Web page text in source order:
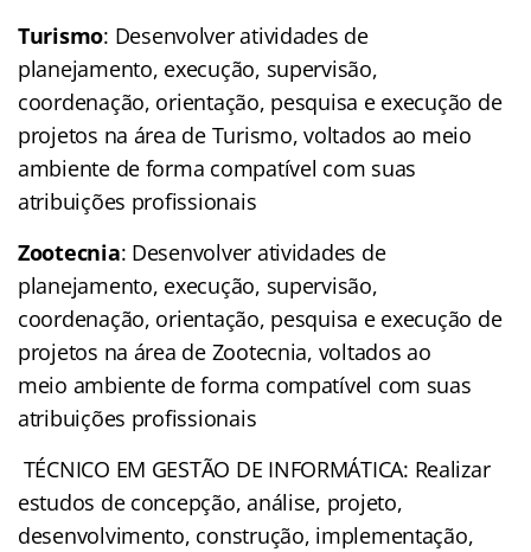
Turismo: Desenvolver atividades de
planejamento, execução, supervisão,
coordenação, orientação, pesquisa e execução de
projetos na área de Turismo, voltados ao meio
ambiente de forma compatível com suas
atribuições profissionais
Zootecnia: Desenvolver atividades de
planejamento, execução, supervisão,
coordenação, orientação, pesquisa e execução de
projetos na área de Zootecnia, voltados ao
meio ambiente de forma compatível com suas
atribuições profissionais
TÉCNICO EM GESTÃO DE INFORMÁTICA: Realizar
estudos de concepção, análise, projeto,
desenvolvimento, construção, implementação,